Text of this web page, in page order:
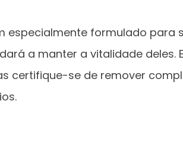
especialmente formulado para
a manter a vitalidade deles.
certifique-se de remover